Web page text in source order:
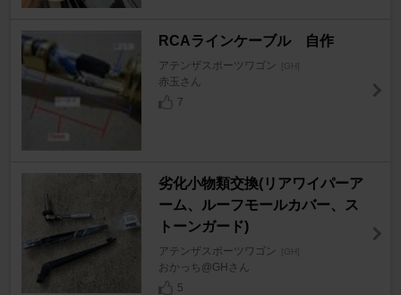
RCAラインケーブル 自作
アテンザスポーツワゴン [GH]
赤玉さん
7
劣化小物類交換(リアワイパーア
ーム、ルーフモールカバー、ス
トーンガード)
アテンザスポーツワゴン [GH]
おかっち@GHさん
5